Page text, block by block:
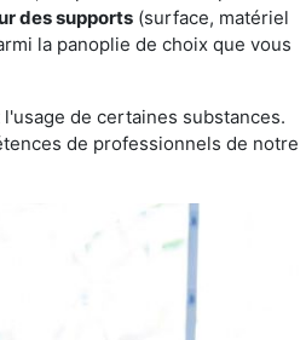
des supports (surface, matériel
la panoplie de choix que vous
de certaines substances.
de professionnels de notre